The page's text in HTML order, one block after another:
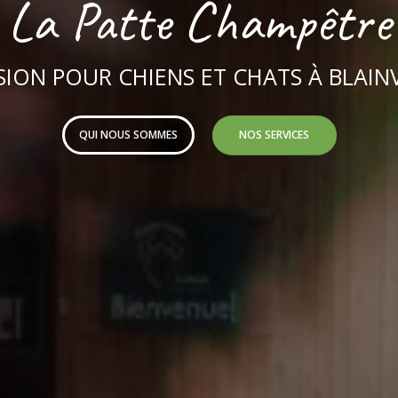
La Patte Champêtre
POUR CHIENS ET CHATS À
QUI NOUS SOMMES NOS SERVICES